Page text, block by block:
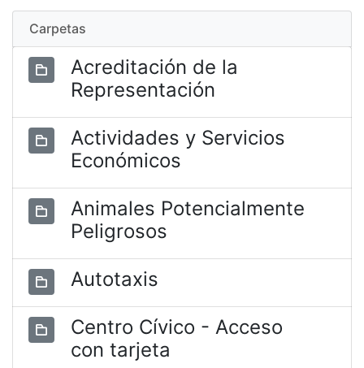
Carpetas
Acreditación de la
Representación
Actividades y Servicios
Económicos
Animales Potencialmente
Peligrosos
Autotaxis
Centro Cívico - Acceso
con tarjeta